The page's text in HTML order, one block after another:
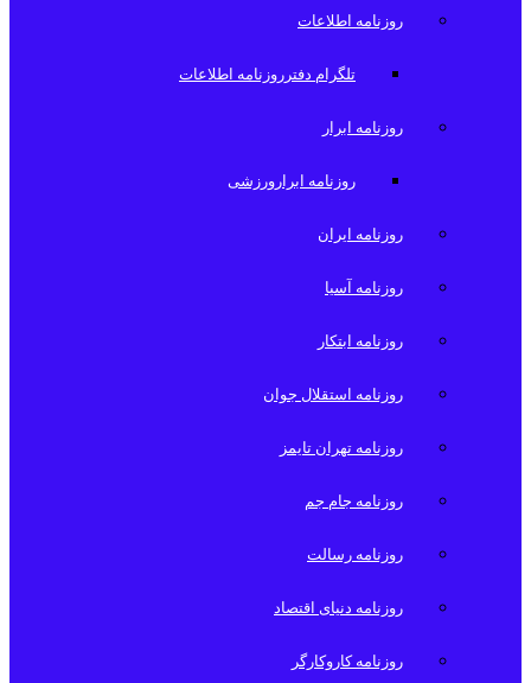
روزنامه اطلاعات
تلگرام دفترروزنامه اطلاعات
روزنامه ابرار
روزنامه ابرارورزشی
روزنامه ایران
روزنامه آسیا
روزنامه ابتکار
روزنامه استقلال جوان
روزنامه تهران تایمز
روزنامه جام جم
روزنامه رسالت
روزنامه دنیای اقتصاد
روزنامه کاروکارگر